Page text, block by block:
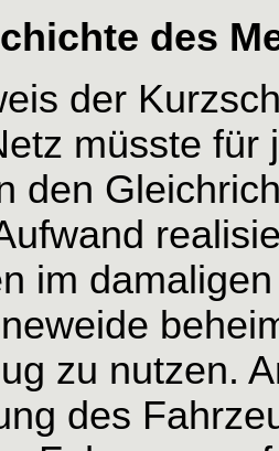
des
der
müsste für
den
im
zu nutzen.
des